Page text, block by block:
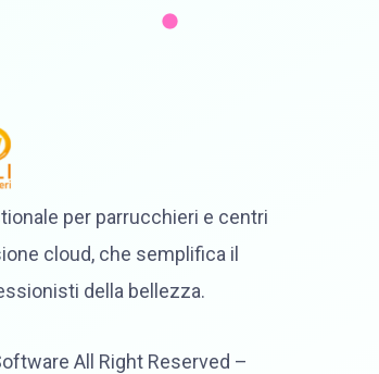
per parrucchieri e centri
cloud, che semplifica il
della bellezza.
All Right Reserved –